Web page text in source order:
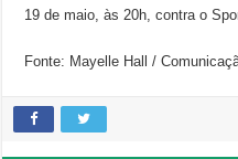
19 de maio, às 20h, contra o
Fonte: Mayelle Hall /